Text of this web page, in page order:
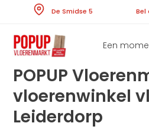
content
De Smidse 5
Een
POPUP
vloerenwinkel
Leiderdorp